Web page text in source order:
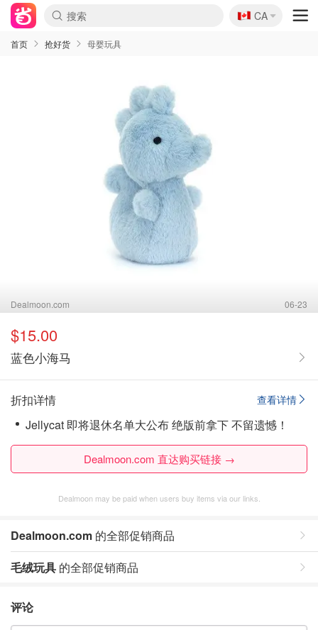
🇨🇦
CA
首页 抢好货 母婴玩具
Dealmoon.com 06-23
$15.00
蓝色小海马
查看详情
折扣详情
Jellycat 即将退休名单大公布 绝版前拿下 不留遗憾！
Dealmoon.com 直达购买链接 →
Dealmoon may be paid when users buy items via our links.
Dealmoon.com 的全部促销商品
毛绒玩具 的全部促销商品
评论